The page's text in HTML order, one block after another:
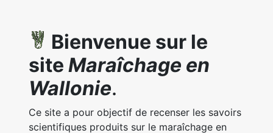
Bienvenue sur le
site Maraîchage en
Wallonie.
Ce site a pour objectif de recenser les savoirs
scientifiques produits sur le maraîchage en